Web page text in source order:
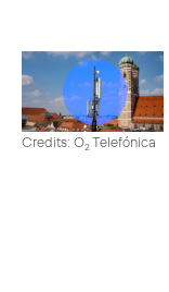
Credits: O2Telefónica